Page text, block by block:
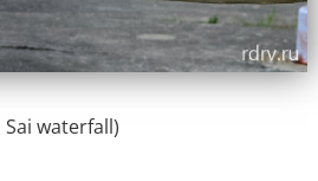
waterfall)